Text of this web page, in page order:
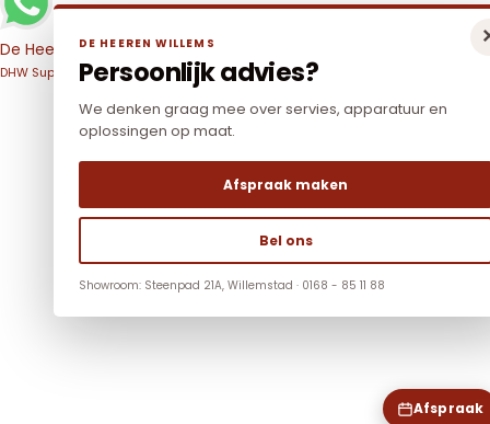
De Heeren Willems
DHW Support
Afspraak
DE HEEREN WILLEMS
Persoonlijk advies?
We denken graag mee over servies, apparatuur en
oplossingen op maat.
Afspraak maken
Bel ons
Showroom: Steenpad 21A, Willemstad · 0168 - 85 11 88